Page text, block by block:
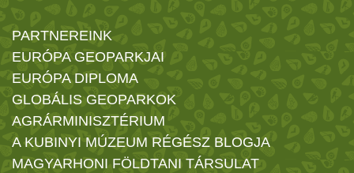
PARTNEREINK
EURÓPA GEOPARKJAI
EURÓPA DIPLOMA
GLOBÁLIS GEOPARKOK
AGRÁRMINISZTÉRIUM
A KUBINYI MÚZEUM RÉGÉSZ BLOGJA
MAGYARHONI FÖLDTANI TÁRSULAT